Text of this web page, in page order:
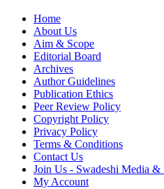
Home
About Us
Aim & Scope
Editorial Board
Archives
Author Guidelines
Publication Ethics
Peer Review Policy
Copyright Policy
Privacy Policy
Terms & Conditions
Contact Us
Join Us - Swadeshi Media &
My Account